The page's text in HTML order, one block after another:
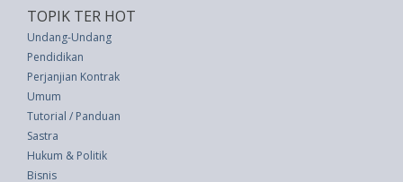
TOPIK TER HOT
Undang-Undang
Pendidikan
Perjanjian Kontrak
Umum
Tutorial / Panduan
Sastra
Hukum & Politik
Bisnis